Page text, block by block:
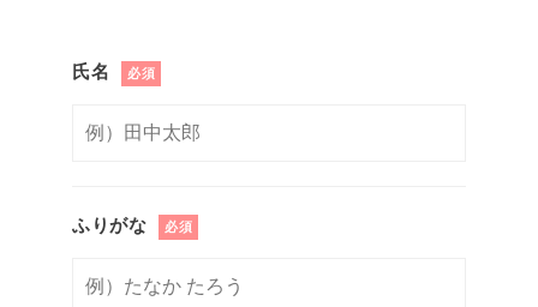
氏名 必須
ふりがな 必須